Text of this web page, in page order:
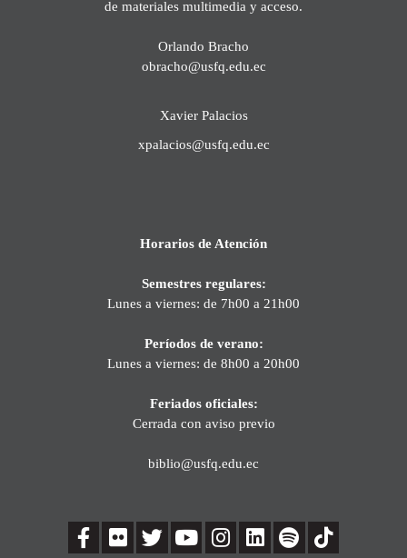
de materiales multimedia y acceso.
Orlando Bracho
obracho@usfq.edu.ec
Xavier Palacios
xpalacios@usfq.edu.ec
Horarios de Atención
Semestres regulares:
Lunes a viernes: de 7h00 a 21h00
Períodos de verano:
Lunes a viernes: de 8h00 a 20h00
Feriados oficiales:
Cerrada con aviso previo
biblio@usfq.edu.ec